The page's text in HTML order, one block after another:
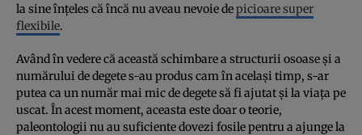
la sine înțeles că încă nu aveau nevoie depicioare super
flexibile.
Având în vedere că această schimbare a structurii osoase și a
numărului de degete s-au produs cam în același timp, s-ar
putea ca un număr mai mic de degete să fi ajutat și la viața pe
uscat. În acest moment, aceasta este doar o teorie,
paleontologii nu au suficiente dovezi fosile pentru a ajunge la